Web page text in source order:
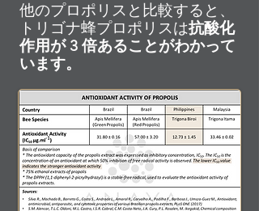
他のプロポリスと比較すると、
トリゴナ蜂プロポリスは抗酸化
作用が 3 倍あることがわかって
います。